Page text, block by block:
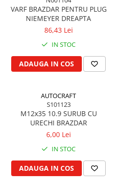
VARF BRAZDAR PENTRU PLUG
NIEMEYER DREAPTA
86,43 Lei
IN STOC
ADAUGA IN COS
AUTOCRAFT
S101123
M12x35 10.9 SURUB CU
URECHI BRAZDAR
6,00 Lei
IN STOC
ADAUGA IN COS